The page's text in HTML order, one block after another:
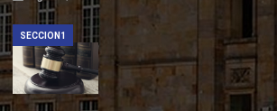
SECCION1